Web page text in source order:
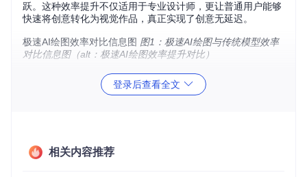
跃。这种效率提升不仅适用于专业设计师，更让普通用户能够
快速将创意转化为视觉作品，真正实现了创意无延迟。
极速AI绘图效率对比信息图 图1：极速AI绘图与传统模型效率
对比信息图（alt：极速AI绘图效率提升对比）
技术解析：为什么8步就能实现高质量图像生成
首先，知识蒸馏技术如同提炼精华，保留核心视觉理解能力的
登录后查看全文
相关内容推荐